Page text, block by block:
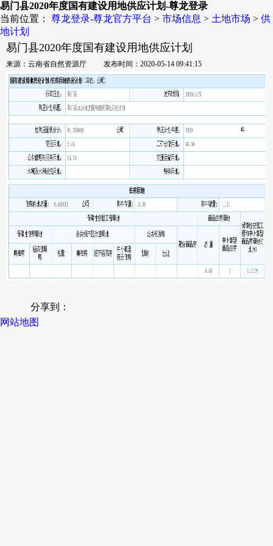
易门县2020年度国有建设用地供应计划-尊龙登录
当前位置： 尊龙登录-尊龙官方平台 > 市场信息 > 土地市场 > 供
地计划
易门县2020年度国有建设用地供应计划
来源：云南省自然资源厅 发布时间：2020-05-14 09:41:15
分享到：
网站地图